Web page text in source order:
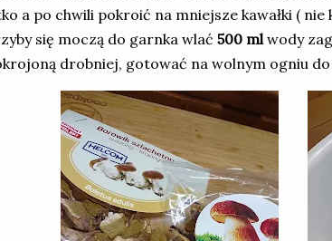
a po chwili pokroić na mniejsze kawałki (
się moczą do garnka wlać 500 ml wody
drobniej, gotować na wolnym ogniu do